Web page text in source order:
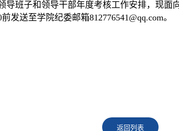
导班子和领导干部年度考核工作安排，现面
1月6日18:00前发送至学院纪
返回列表